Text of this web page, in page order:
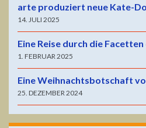
arte produziert neue Kate-
14. JULI 2025
Eine Reise durch die
1. FEBRUAR 2025
Eine Weihnachtsbotschaft
25. DEZEMBER 2024